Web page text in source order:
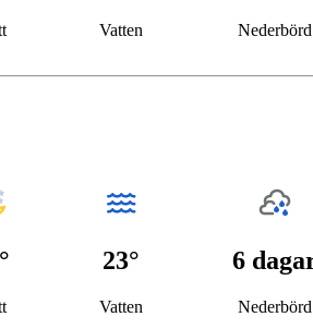
Vatten Nederbörd
° 23°
Vatten
6
Nederbörd